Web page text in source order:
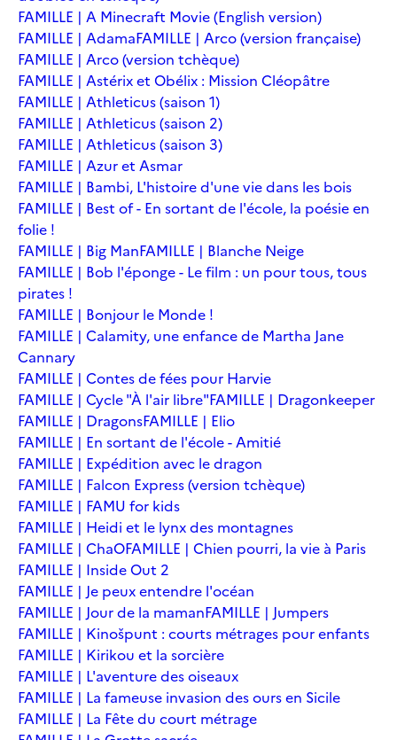
FAMILLE | A Minecraft Movie (English version)
FAMILLE | AdamaFAMILLE | Arco (version française)
FAMILLE | Arco (version tchèque)
FAMILLE | Astérix et Obélix : Mission Cléopâtre
FAMILLE | Athleticus (saison 1)
FAMILLE | Athleticus (saison 2)
FAMILLE | Athleticus (saison 3)
FAMILLE | Azur et Asmar
FAMILLE | Bambi, L'histoire d'une vie dans les bois
FAMILLE | Best of - En sortant de l'école, la poésie en
folie !
FAMILLE | Big ManFAMILLE | Blanche Neige
FAMILLE | Bob l'éponge - Le film : un pour tous, tous
pirates !
FAMILLE | Bonjour le Monde !
FAMILLE | Calamity, une enfance de Martha Jane
Cannary
FAMILLE | Contes de fées pour Harvie
FAMILLE | Cycle "À l'air libre"FAMILLE | Dragonkeeper
FAMILLE | DragonsFAMILLE | Elio
FAMILLE | En sortant de l'école - Amitié
FAMILLE | Expédition avec le dragon
FAMILLE | Falcon Express (version tchèque)
FAMILLE | FAMU for kids
FAMILLE | Heidi et le lynx des montagnes
FAMILLE | ChaOFAMILLE | Chien pourri, la vie à Paris
FAMILLE | Inside Out 2
FAMILLE | Je peux entendre l'océan
FAMILLE | Jour de la mamanFAMILLE | Jumpers
FAMILLE | Kinošpunt : courts métrages pour enfants
FAMILLE | Kirikou et la sorcière
FAMILLE | L'aventure des oiseaux
FAMILLE | La fameuse invasion des ours en Sicile
FAMILLE | La Fête du court métrage